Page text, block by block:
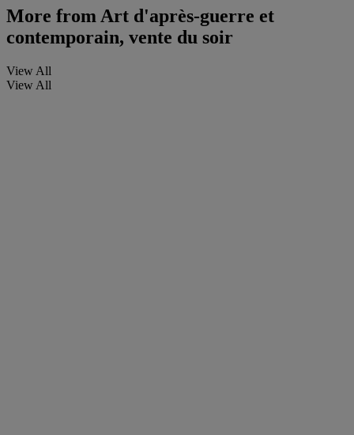
More fromArt d'après-guerre et
contemporain, vente du soir
View All
View All